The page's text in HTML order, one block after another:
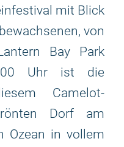
mit Blick
von
Bay Park
Uhr ist die
Camelot-
Dorf am
Ozean in vollem